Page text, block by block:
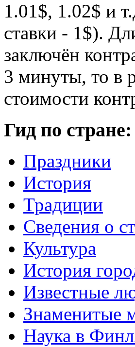
1.01$, 1.02$ и
ставки - 1$).
заключён
3 минуты, то в
стоимости
Гид по стране:
Праздники
История
Традиции
Cведения о
Культура
История
Известные
Знаменитые
Наука в